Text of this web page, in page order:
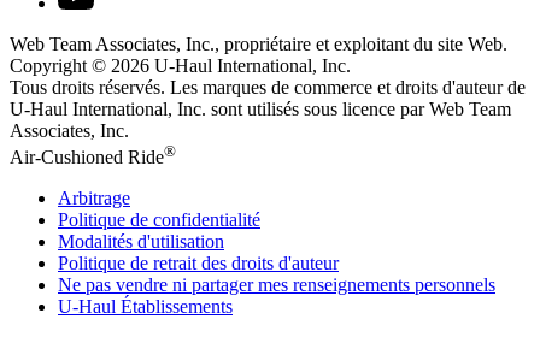
Web Team Associates, Inc., propriétaire et exploitant du site Web.
Copyright © 2026 U-Haul International, Inc.
Tous droits réservés. Les marques de commerce et droits d'auteur de
U-Haul International, Inc. sont utilisés sous licence par Web Team
Associates, Inc.
Air-Cushioned Ride®
Arbitrage
Politique de confidentialité
Modalités d'utilisation
Politique de retrait des droits d'auteur
Ne pas vendre ni partager mes renseignements personnels
U-Haul Établissements